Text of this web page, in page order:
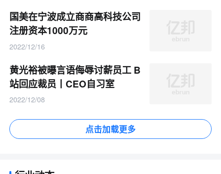
国美在宁波成立商商高科技公司
注册资本1000万元
2022/12/16
黄光裕被曝言语侮辱讨薪员工 B
站回应裁员丨CEO自习室
2022/12/08
点击加载更多